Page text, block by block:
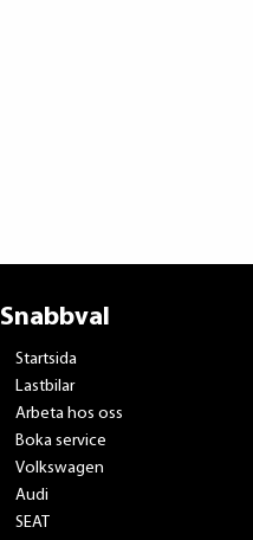
Snabbval
Startsida
Lastbilar
Arbeta hos oss
Boka service
Volkswagen
Audi
SEAT